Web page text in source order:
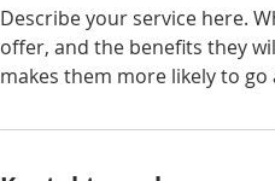
Describe your service here.
offer, and the benefits they
makes them more likely to go